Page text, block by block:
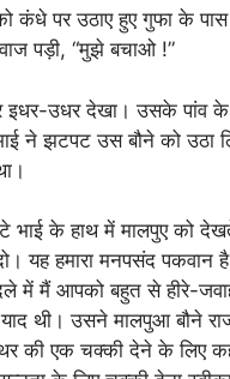
कंधे पर उठाए हुए गुफा के
पड़ी, “मुझे बचाओ !”
इधर-उधर देखा। उसके पांव के
ने झटपट उस बौने को उठा
भाई के हाथ में मालपुए को
यह हमारा मनपसंद पकवान
में मैं आपको बहुत से हीरे-
थी। उसने मालपुआ बौने
की एक चक्की देने के लिए